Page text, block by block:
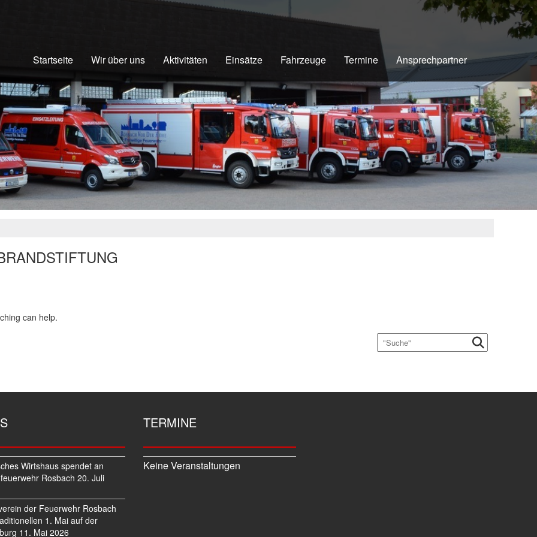
Startseite Wir über uns Aktivitäten Einsätze Fahrzeuge Termine Ansprechpartner
can help.
Wirtshaus spendet an
Rosbach 20. Juli
der Feuerwehr Rosbach
1. Mai auf der
11. Mai 2026
TERMINE
Keine Veranstaltungen